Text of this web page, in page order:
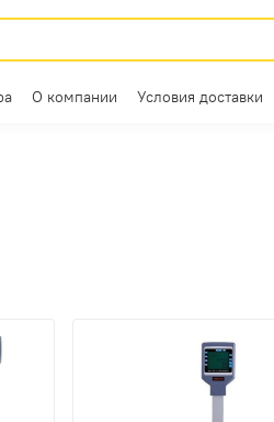
О компании Условия доставки